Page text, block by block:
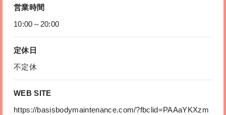
営業時間
10:00～20:00
定休日
不定休
WEB SITE
https://basisbodymaintenance.com/?fbclid=PAAaYKXzm